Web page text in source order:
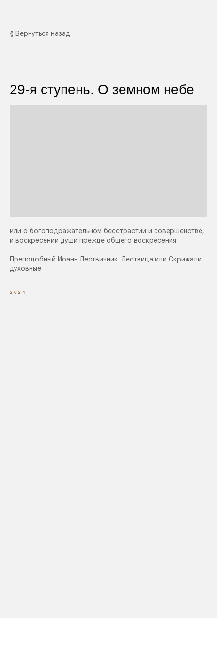
⟪ Вернуться назад
29-я ступень. О земном небе
или о богоподражательном бесстрастии и совершенстве,
и воскресении души прежде общего воскресения
Преподобный Иоанн Лествичник. Лествица или Скрижали
духовные
2024